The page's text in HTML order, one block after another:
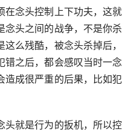
在念头控制上下功夫，这就
念头之间的战争，不是你杀
么残酷，被念头杀掉后，
错之后，都会感叹当时一念
造成很严重的后果，比如犯
头就是行为的扳机，所以控